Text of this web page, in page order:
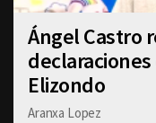
Ángel Castro
Elizondo
Aranxa Lopez